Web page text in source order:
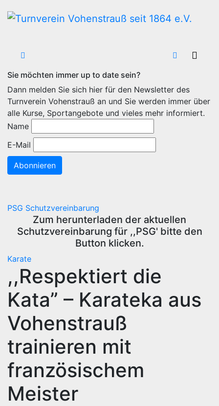
Inhalt
Sie möchten immer up to date sein?
Dann melden Sie sich hier für den Newsletter des
Turnverein Vohenstrauß an und Sie werden immer über
alle Kurse, Sportangebote und vieles mehr informiert.
Name
E-Mail
Abonnieren
PSG Schutzvereinbarung
Zum herunterladen der aktuellen
Schutzvereinbarung für ,,PSG' bitte den
Button klicken.
Karate
,,Respektiert die
Kata” – Karateka aus
Vohenstrauß
trainieren mit
französischem
Meister